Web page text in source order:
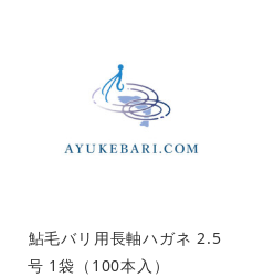
鮎毛バリ用長軸ハガネ 2.5
号 1袋（100本入）